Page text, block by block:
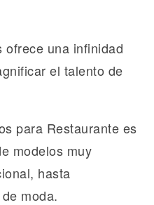
ofrece una infinidad
el talento de
para Restaurante es
modelos muy
hasta
moda.